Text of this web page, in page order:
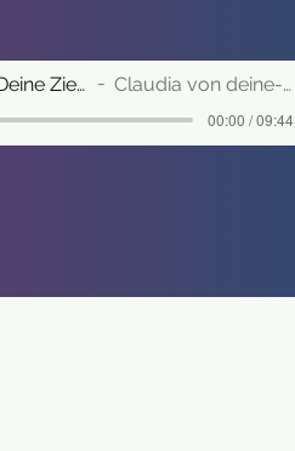
Website Starter Kit – Tag 2 Deine Zielgruppe & ihre Bedürfnisse Claudia von deine-wunschwebseite
00:00 / 09:44